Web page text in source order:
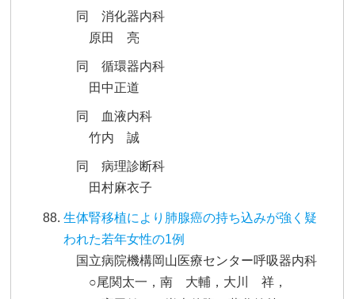
同 消化器内科
原田 亮
同 循環器内科
田中正道
同 血液内科
竹内 誠
同 病理診断科
田村麻衣子
生体腎移植により肺腺癌の持ち込みが強く疑
われた若年女性の1例
国立病院機構岡山医療センター呼吸器内科
○尾関太一，南 大輔，大川 祥，